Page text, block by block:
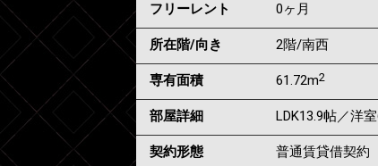
フリーレント 0ヶ月
所在階/向き 2階/南西
専有面積 61.72m2
部屋詳細 LDK13.9帖／洋
契約形態 普通賃貸借契約